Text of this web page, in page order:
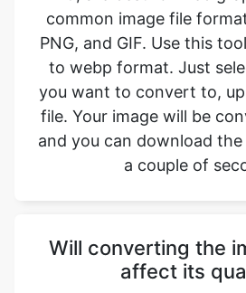
you want to convert to,
file. Your image will be
and you can download
a couple of
Will converting the
format does not affect
way. The fromat will have